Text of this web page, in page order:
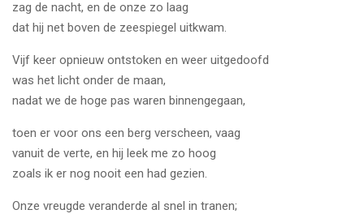
zag de nacht, en de onze zo laag
dat hij net boven de zeespiegel uitkwam.
Vijf keer opnieuw ontstoken en weer uitgedoofd
was het licht onder de maan,
nadat we de hoge pas waren binnengegaan,
toen er voor ons een berg verscheen, vaag
vanuit de verte, en hij leek me zo hoog
zoals ik er nog nooit een had gezien.
Onze vreugde veranderde al snel in tranen;